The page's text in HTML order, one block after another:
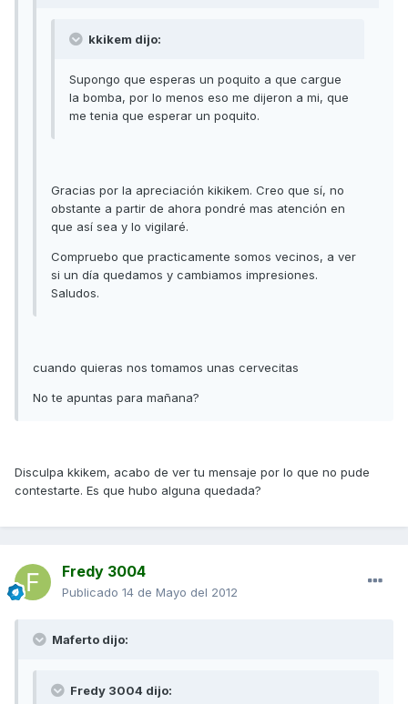
kkikem dijo:
Supongo que esperas un poquito a que cargue
la bomba, por lo menos eso me dijeron a mi, que
me tenia que esperar un poquito.
Gracias por la apreciación kikikem. Creo que sí, no
obstante a partir de ahora pondré mas atención en
que así sea y lo vigilaré.
Compruebo que practicamente somos vecinos, a ver
si un día quedamos y cambiamos impresiones.
Saludos.
cuando quieras nos tomamos unas cervecitas
No te apuntas para mañana?
Disculpa kkikem, acabo de ver tu mensaje por lo que no pude
contestarte. Es que hubo alguna quedada?
Fredy 3004
Publicado 14 de Mayo del 2012
Maferto dijo:
Fredy 3004 dijo: